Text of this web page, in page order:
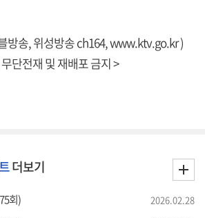
방송, 위성방송 ch164,www.ktv.go.kr)
단전재 및 재배포 금지 >
더보기
회) 2026.02.28